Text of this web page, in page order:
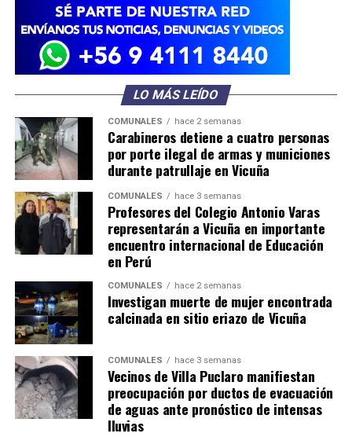
LO MÁS LEÍDO
COMUNALES hace 2 semanas
Carabineros detiene a cuatro personas
por porte ilegal de armas y municiones
durante patrullaje en Vicuña
COMUNALES hace 3 semanas
Profesores del Colegio Antonio Varas
representarán a Vicuña en importante
encuentro internacional de Educación
en Perú
COMUNALES hace 2 semanas
Investigan muerte de mujer encontrada
calcinada en sitio eriazo de Vicuña
COMUNALES hace 3 semanas
Vecinos de Villa Puclaro manifiestan
preocupación por ductos de evacuación
de aguas ante pronóstico de intensas
lluvias